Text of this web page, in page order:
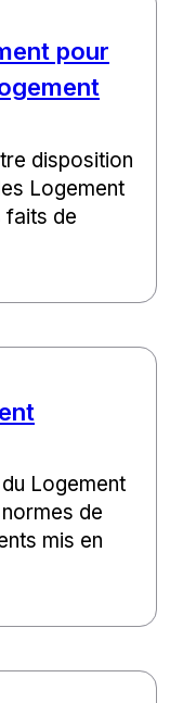
pour
disposition
Logement
faits de
Logement
de
mis en